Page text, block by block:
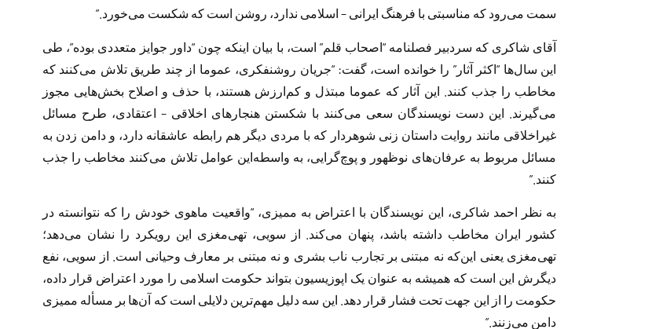
سمت می‌رود که مناسبتی با فرهنگ ایرانی – اسلامی ندارد، روشن است که شکست می‌خورد.”
آقای شاکری که سردبیر فصلنامه “اصحاب قلم” است، با بیان اینکه چون “داور جوایز متعددی بوده‌”، طی
این سال‌ها “اکثر آثار” را خوانده است، گفت: “جریان روشنفکری، عموما از چند طریق تلاش می‌کنند که
مخاطب را جذب کنند. این آثار که عموما مبتذل و کم‌ارزش هستند، با حذف و اصلاح بخش‌هایی مجوز
می‌گیرند. این دست نویسندگان سعی می‌کنند با شکستن هنجارهای اخلاقی – اعتقادی، طرح مسائل
غیراخلاقی مانند روایت داستان زنی شوهردار که با مردی دیگر هم رابطه عاشقانه دارد، و دامن زدن به
مسائل مربوط به عرفان‌های نوظهور و پوچ‌گرایی، به واسطه‌این عوامل تلاش می‌کنند مخاطب را جذب
کنند.”
به نظر احمد شاکری، این نویسندگان با اعتراض به ممیزی، “واقعیت ماهوی خودش را که نتوانسته در
کشور ایران مخاطب داشته باشد، پنهان می‌کند. از سویی، تهی‌مغزی این رویکرد را نشان می‌دهد؛
تهی‌مغزی یعنی این‌که نه مبتنی بر تجارب ناب بشری و نه مبتنی بر معارف وحیانی است. از سویی، نفع
دیگرش این است که همیشه به عنوان یک اپوزیسیون بتواند حکومت اسلامی را مورد اعتراض قرار داده،
حکومت را از این جهت تحت فشار قرار دهد. این سه دلیل مهم‌ترین دلایلی است که آن‌ها بر مسأله‌ ممیزی
دامن می‌زنند.”